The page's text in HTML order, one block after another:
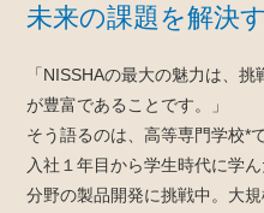
未来の課題を解決
「NISSHAの最大の魅力は、
が豊富であることです。」
そう語るのは、高等専門学校*
入社１年目から学生時代に学
分野の製品開発に挑戦中。大